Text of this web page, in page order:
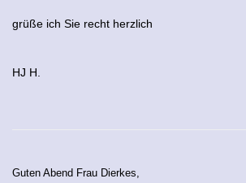
grüße ich Sie recht herzlich
HJ H.
Guten Abend Frau Dierkes,